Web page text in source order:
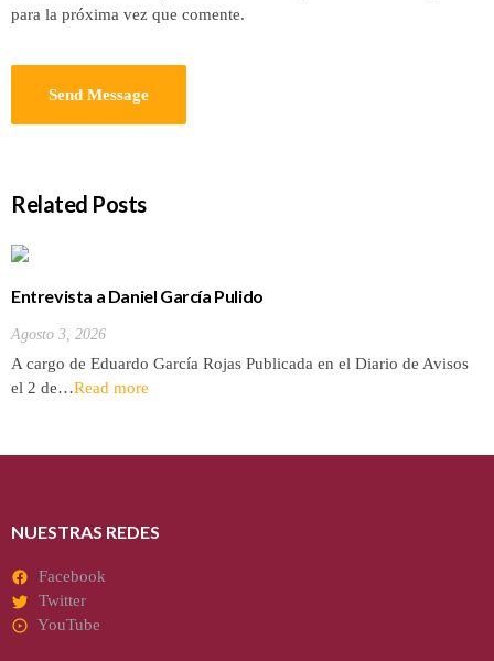
para la próxima vez que comente.
Related Posts
Entrevista a Daniel García Pulido
Agosto 3, 2026
A cargo de Eduardo García Rojas Publicada en el Diario de Avisos
el 2 de…Read more
NUESTRAS REDES
Facebook
Twitter
YouTube